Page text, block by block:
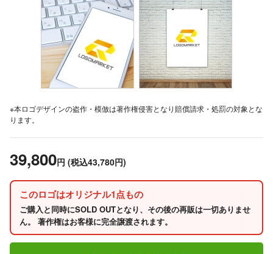
※本ロゴデザインの盗作・模倣は著作権侵害となり賠償請求・処罰の対象とな
ります。
39,800円 (税込43,780円)
このロゴはオリジナル1点もの
ご購入と同時にSOLD OUTとなり、その後の再販は一切ありませ
ん。 著作権はお客様に完全譲渡されます。